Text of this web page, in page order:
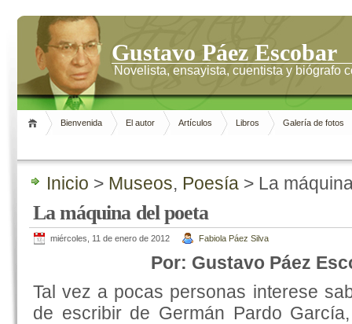
Gustavo Páez Escobar
Novelista, ensayista, cuentista y biógrafo
Bienvenida El autor Artículos Libros Galería de fotos
Inicio > Museos, Poesía > La
La máquina del poeta
miércoles, 11 de enero de 2012 Fabiola Páez Silva
Por: Gustavo Páez
Tal vez a pocas personas interese
de escribir de Germán Pardo